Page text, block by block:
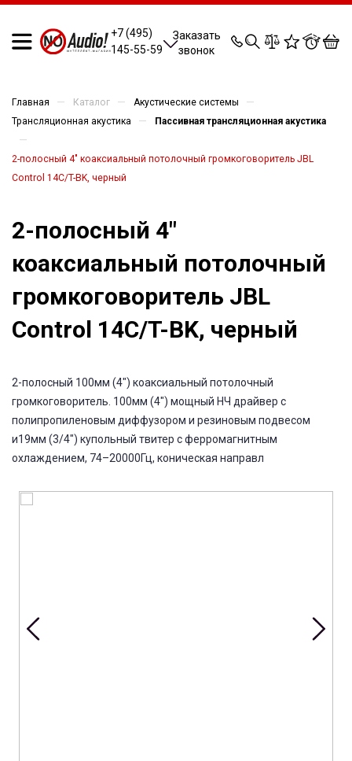
+7 (495)
145-55-59
Заказать
звонок
0 0 0 0
Главная — Каталог — Акустические системы —
Трансляционная акустика — Пассивная трансляционная акустика
—
2-полосный 4" коаксиальный потолочный громкоговоритель JBL
Control 14C/T-BK, черный
2-полосный 4"
коаксиальный потолочный
громкоговоритель JBL
Control 14C/T-BK, черный
2-полосный 100мм (4") коаксиальный потолочный
громкоговоритель. 100мм (4") мощный НЧ драйвер с
полипропиленовым диффузором и резиновым подвесом
и19мм (3/4") купольный твитер с ферромагнитным
охлаждением, 74–20000Гц, коническая направл